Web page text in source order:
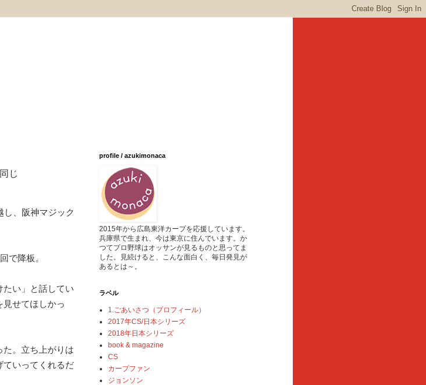
じ
し、阪神マジック
で降板。
たい」と話してい
せてほしかっ
。立ち上がりは
ていってくれるだ
profile / azukimonaca
2015年から広島東洋カープを応援しています。
兵庫県で生まれ、今は東京に住んでいます。か
つてプロ野球はオッサンが見るものと思ってま
した。見続けると、こんな面白く、毎日発見が
あるとは～。
ラベル
1.ごあいさつ（プロフィール）
2017年CS/日本シリーズ
2018年日本シリーズ
book & magazine
CS
カープファン
ジョンソン